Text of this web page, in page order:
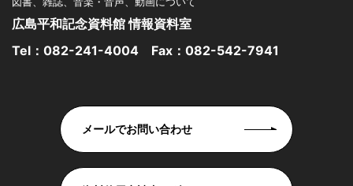
広島平和記念資料館 情報資料室
Tel： 082-241-4004 Fax：082-542-7941
メールでお問い合わせ